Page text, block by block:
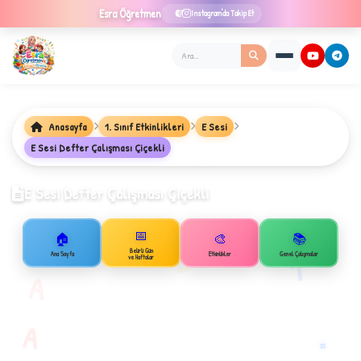
Esra Öğretmen Instagram'da Takip Et
B
✦
✧
Anasayfa 1. Sınıf Etkinlikleri
E Sesi
E Sesi Defter Çalışması Çiçekli
E Sesi Defter Çalışması Çiçekli
🏠
Ana Sayfa
📅
Belirli Gün
ve Haftalar
🎨
Etkinlikler
📚
Genel Çalışmalar
1